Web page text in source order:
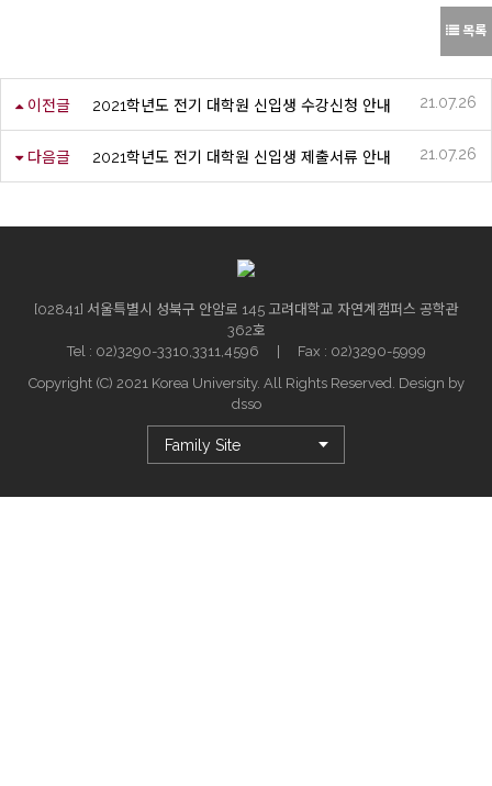
목록
이전글 2021학년도 전기 대학원 신입생 수강신청 안내 21.07.26
다음글 2021학년도 전기 대학원 신입생 제출서류 안내 21.07.26
[02841] 서울특별시 성북구 안암로 145 고려대학교 자연계캠퍼스 공학관
362호
Tel : 02)3290-3310,3311,4596 | Fax : 02)3290-5999
Copyright (C) 2021 Korea University. All Rights Reserved. Design by
dsso
Family Site